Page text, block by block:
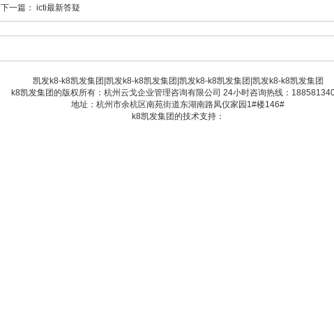
下一篇： icti最新答疑
凯发k8-k8凯发集团 凯发k8-k8凯发集团 凯发k8-k8凯发集团 凯发k8-k8凯发集团
k8凯发集团的版权所有：杭州云戈企业管理咨询有限公司 24小时咨询热线：
地址：杭州市余杭区南苑街道东湖南路凤仪家园1#楼146#
k8凯发集团的技术支持：